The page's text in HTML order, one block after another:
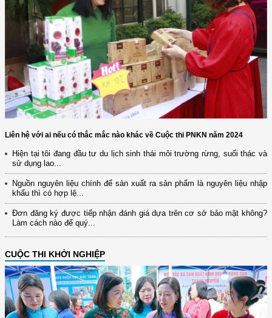
Liên hệ với ai nếu có thắc mắc nào khác về Cuộc thi PNKN năm 2024
Hiện tại tôi đang đầu tư du lịch sinh thái môi trường rừng, suối thác và
sử dụng lao...
Nguồn nguyên liệu chính để sản xuất ra sản phẩm là nguyên liệu nhập
khẩu thì có hợp lệ...
Đơn đăng ký được tiếp nhận đánh giá dựa trên cơ sở bảo mật không?
Làm cách nào để quý...
CUỘC THI KHỞI NGHIỆP